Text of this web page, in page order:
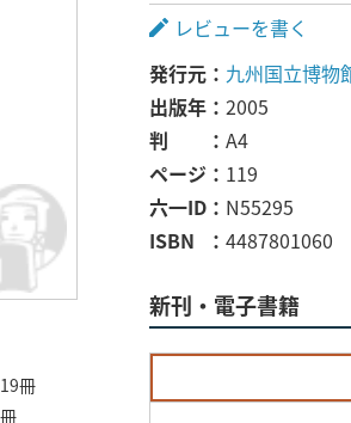
冊
レビューを書く
発行元
九州国立博物
出版年
2005
判
A4
ページ
119
六一ID
N55295
ISBN
4487801060
新刊・電子書籍